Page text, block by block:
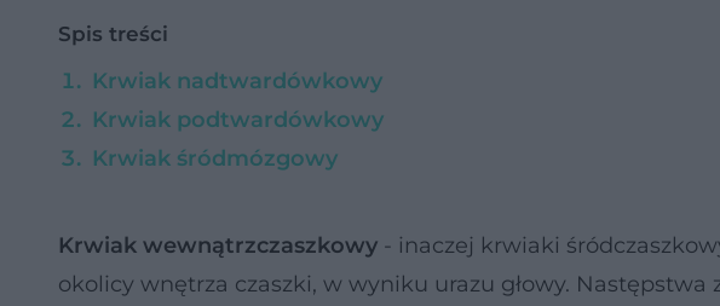
Spis treści
Krwiak nadtwardówkowy
Krwiak podtwardówkowy
Krwiak śródmózgowy
Krwiak wewnątrzczaszkowy - inaczej krwiaki
okolicy wnętrza czaszki, w wyniku urazu głowy.